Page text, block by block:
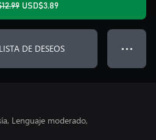
USD$3.89
DE DESEOS ● ● ●
Lenguaje moderado,